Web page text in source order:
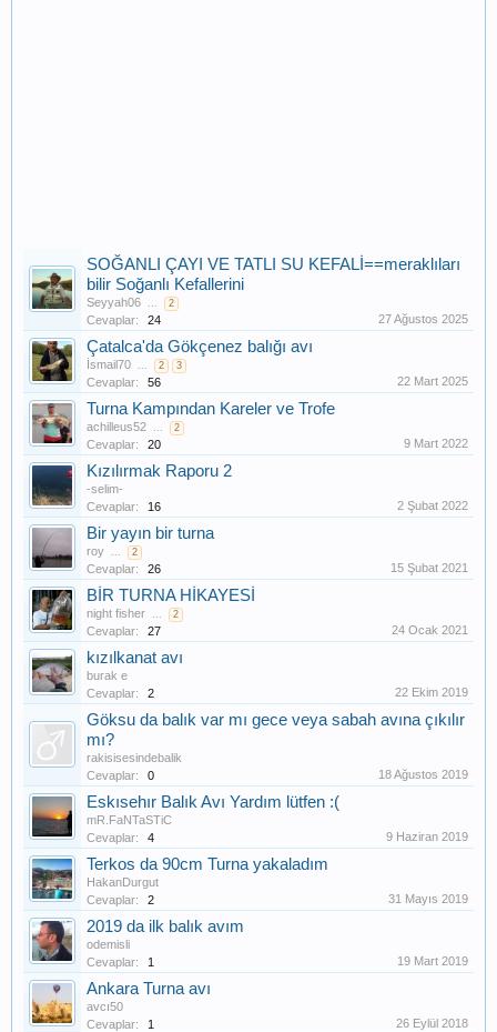
SOĞANLI ÇAYI VE TATLI SU KEFALİ==meraklıları
bilir Soğanlı Kefallerini
Seyyah06 ... 2
Cevaplar: 24 27 Ağustos 2025
Çatalca'da Gökçenez balığı avı
İsmail70 ... 2 3
Cevaplar: 56 22 Mart 2025
Turna Kampından Kareler ve Trofe
achilleus52 ... 2
Cevaplar: 20 9 Mart 2022
Kızılırmak Raporu 2
-selim-
Cevaplar:
16 2 Şubat 2022
Bir yayın bir turna
roy ... 2
Cevaplar: 26 15 Şubat 2021
BİR TURNA HİKAYESİ
night fisher ... 2
Cevaplar: 27 24 Ocak 2021
kızılkanat avı
burak e
Cevaplar:
2 22 Ekim 2019
Göksu da balık var mı gece veya sabah avına çıkılır
mı?
rakisisesindebalik
Cevaplar:
0 18 Ağustos 2019
Eskısehır Balık Avı Yardım lütfen :(
mR.FaNTaSTiC
Cevaplar:
4 9 Haziran 2019
Terkos da 90cm Turna yakaladım
HakanDurgut
Cevaplar:
2 31 Mayıs 2019
2019 da ilk balık avım
odemisli
Cevaplar:
1 19 Mart 2019
Ankara Turna avı
avcı50
Cevaplar:
1 26 Eylül 2018